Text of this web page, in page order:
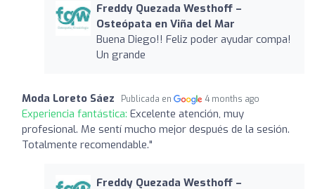
Freddy Quezada Westhoff –
Osteópata en Viña del Mar
Buena Diego!! Feliz poder ayudar compa!
Un grande
Moda Loreto Sáez Publicada en 4 months ago
Experiencia fantástica: Excelente atención, muy
profesional. Me sentí mucho mejor después de la sesión.
Totalmente recomendable."
Freddy Quezada Westhoff –